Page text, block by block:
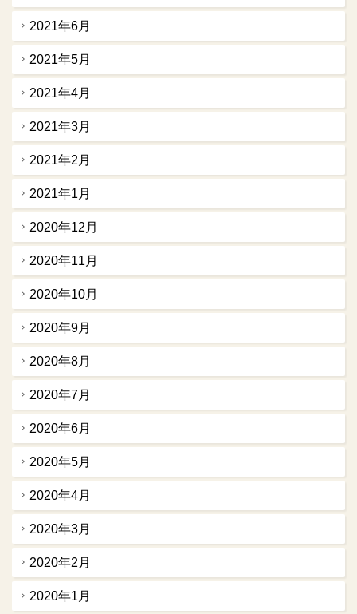
2021年6月
2021年5月
2021年4月
2021年3月
2021年2月
2021年1月
2020年12月
2020年11月
2020年10月
2020年9月
2020年8月
2020年7月
2020年6月
2020年5月
2020年4月
2020年3月
2020年2月
2020年1月